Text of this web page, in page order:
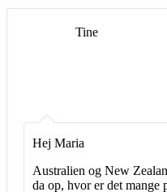
Tine
Hej Maria
Australien og New
da op, hvor er det mange